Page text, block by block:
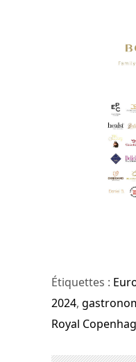
Étiquettes :
2024,
Royal